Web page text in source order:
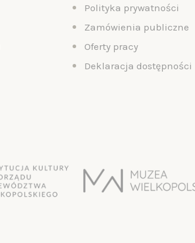
Polityka prywatności
Zamówienia publiczne
Oferty pracy
Deklaracja dostępności